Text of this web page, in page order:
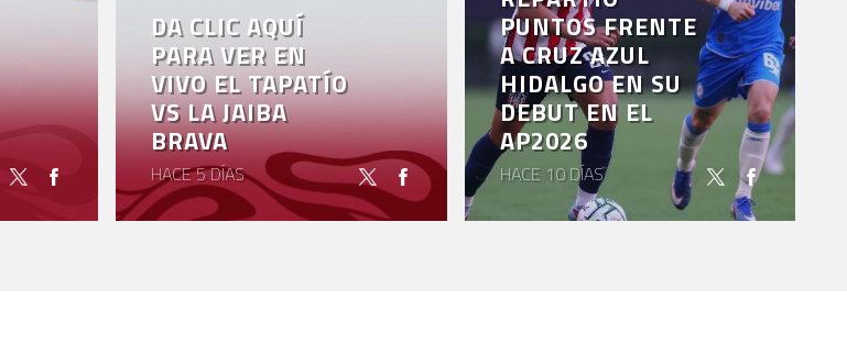
DA CLIC AQUÍ
PARA VER EN
VIVO EL TAPATÍO
VS LA JAIBA
BRAVA
HACE 5 DÍAS
PUNTOS FRENTE
A CRUZ AZUL
HIDALGO EN SU
DEBUT EN EL
AP2026
HACE 10 DÍAS